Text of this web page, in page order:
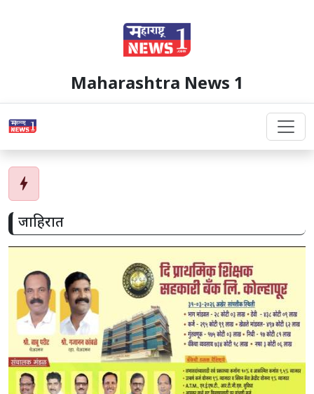
Maharashtra News 1
bolt
जाहिरात